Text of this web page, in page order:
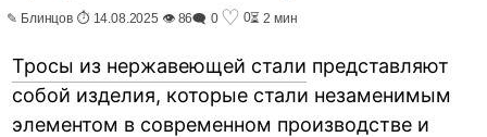
✎ Блинцов ⏱ 14.08.2025 👁 86🗨 0 ♡ 0⏳ 2 мин
Тросы из нержавеющей стали представляют
собой изделия, которые стали незаменимым
элементом в современном производстве и